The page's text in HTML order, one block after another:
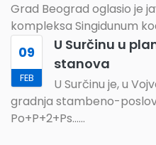
Grad Beograd oglasio je
kompleksa Singidunum
09
FEB
U Surčinu u
stanova
U Surčinu je, u
gradnja stambeno-
Po+P+2+Ps......